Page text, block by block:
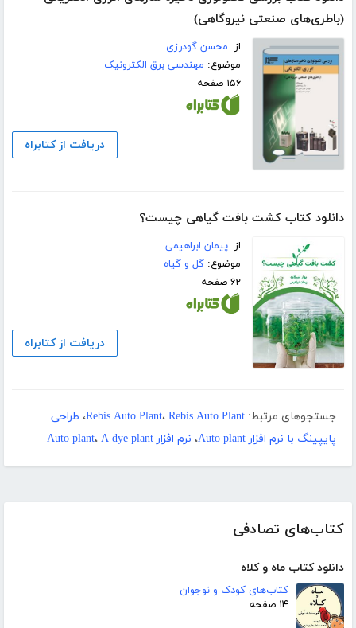
کتاب‌های تصادفی
دانلود کتاب ماه و کلاه
کتاب‌های کودک و نوجوان
۱۴ صفحه
(باطری‌های صنعتی نیروگاهی)
از: محسن گودرزی
موضوع: مهندسی برق الکترونیک
۱۵۶ صفحه
دریافت از کتابراه
دانلود کتاب کشت بافت گیاهی چیست؟
از:پیمان ابراهیمی
موضوع:گل و گیاه
۶۲ صفحه
دریافت از کتابراه
جستجوهای مرتبط: Rebis Auto Plant، Rebis Auto Plant ، طراحی
پایپینگ با نرم افزار Auto plant
، نرم افزار Auto plant ، A dye plant